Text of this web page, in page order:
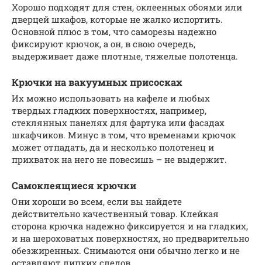
Хорошо подходят для стен, оклеенных обоями или
дверцей шкафов, которые не жалко испортить.
Основной плюс в том, что саморезы надежно
фиксируют крючок, а он, в свою очередь,
выдерживает даже плотные, тяжелые полотенца.
Крючки на вакуумных присосках
Их можно использовать на кафеле и любых
твердых гладких поверхностях, например,
стеклянных панелях для фартука или фасадах
шкафчиков. Минус в том, что временами крючок
может отпадать, да и несколько полотенец и
прихваток на него не повесишь – не выдержит.
Самоклеящиеся крючки
Они хороши во всем, если вы найдете
действительно качественный товар. Клейкая
сторона крючка надежно фиксируется и на гладких,
и на шероховатых поверхностях, но предварительно
обезжиренных. Снимаются они обычно легко и не
оставляют липких следов.